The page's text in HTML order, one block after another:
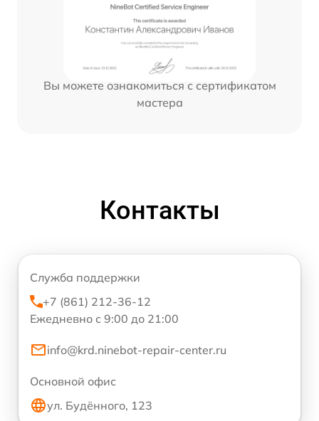
Вы можете ознакомиться с сертификатом
мастера
Контакты
Служба поддержки
+7 (861) 212-36-12
Ежедневно с 9:00 до 21:00
info@krd.ninebot-repair-center.ru
Основной офис
ул. Будённого, 123